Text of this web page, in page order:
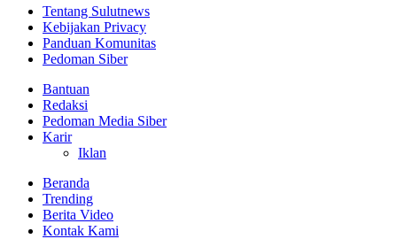
Tentang Sulutnews
Kebijakan Privacy
Panduan Komunitas
Pedoman Siber
Bantuan
Redaksi
Pedoman Media Siber
Karir
Iklan
Beranda
Trending
Berita Video
Kontak Kami